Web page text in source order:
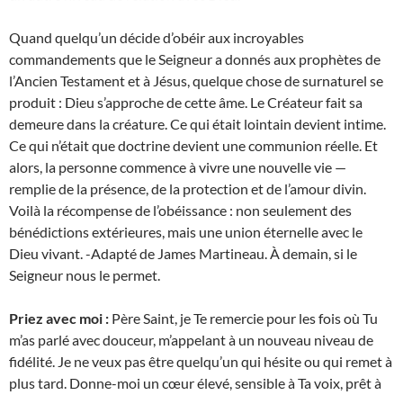
Quand quelqu’un décide d’obéir aux incroyables
commandements que le Seigneur a donnés aux prophètes de
l’Ancien Testament et à Jésus, quelque chose de surnaturel se
produit : Dieu s’approche de cette âme. Le Créateur fait sa
demeure dans la créature. Ce qui était lointain devient intime.
Ce qui n’était que doctrine devient une communion réelle. Et
alors, la personne commence à vivre une nouvelle vie —
remplie de la présence, de la protection et de l’amour divin.
Voilà la récompense de l’obéissance : non seulement des
bénédictions extérieures, mais une union éternelle avec le
Dieu vivant. -Adapté de James Martineau. À demain, si le
Seigneur nous le permet.
Priez avec moi : Père Saint, je Te remercie pour les fois où Tu
m’as parlé avec douceur, m’appelant à un nouveau niveau de
fidélité. Je ne veux pas être quelqu’un qui hésite ou qui remet à
plus tard. Donne-moi un cœur élevé, sensible à Ta voix, prêt à